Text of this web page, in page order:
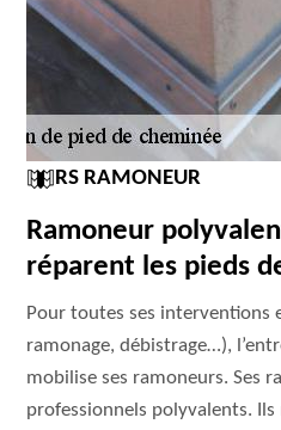
RS RAMONEUR
Ramoneur
réparent les pieds
Pour toutes ses interventions
ramonage, débistrage…),
mobilise ses ramoneurs. Ses
professionnels polyvalents.